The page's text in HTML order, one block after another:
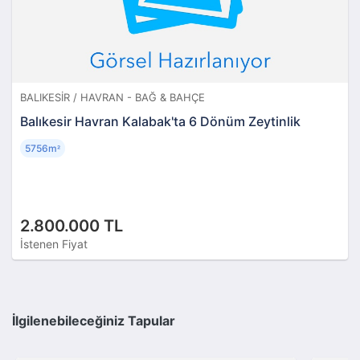
BALIKESIR / HAVRAN - BAĞ & BAHÇE
Balıkesir Havran Kalabak'ta 6 Dönüm Zeytinlik
2.800.000 TL
İstenen Fiyat
5756m²
İlgilenebileceğiniz Tapular